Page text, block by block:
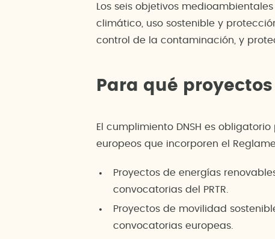
Los seis objetivos
climático, uso sostenible y
control de la contaminación, y
Para qué
El cumplimiento DNSH es
europeos que incorporen el
Proyectos de energías
convocatorias del PRTR.
Proyectos de movilidad
convocatorias europeas.